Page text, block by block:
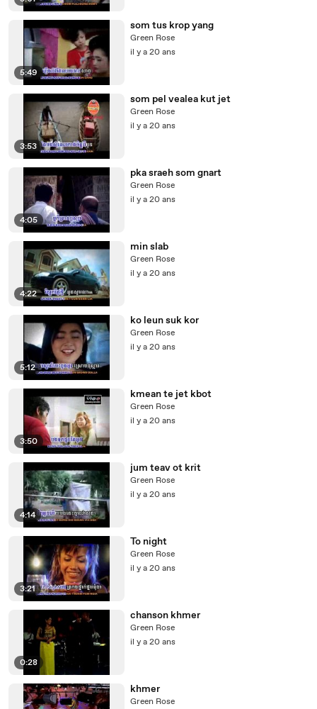
5:49
som tus krop yang
Green Rose
il y a 20 ans
3:53
som pel vealea kut jet
Green Rose
il y a 20 ans
4:05
pka sraeh som gnart
Green Rose
il y a 20 ans
4:22
min slab
Green Rose
il y a 20 ans
5:12
ko leun suk kor
Green Rose
il y a 20 ans
3:50
kmean te jet kbot
Green Rose
il y a 20 ans
4:14
jum teav ot krit
Green Rose
il y a 20 ans
3:21
To night
Green Rose
il y a 20 ans
0:28
chanson khmer
Green Rose
il y a 20 ans
khmer
Green Rose